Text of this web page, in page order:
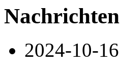
Nachrichten
2024-10-16